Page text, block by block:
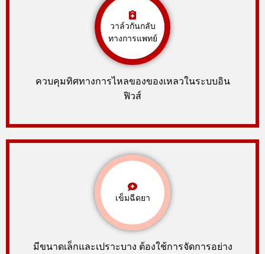
วาล์วกันกลับ
ทางการแพทย์
ควบคุมทิศทางการไหลของของเหลวในระบบอิน
ฟิวส์
เข็มฉีดยา
มีขนาดเล็กและเปราะบาง ต้องใช้การจัดการอย่าง